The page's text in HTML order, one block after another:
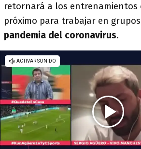
retornará a los entrenamientos
próximo para trabajar en
pandemia del coronavirus.